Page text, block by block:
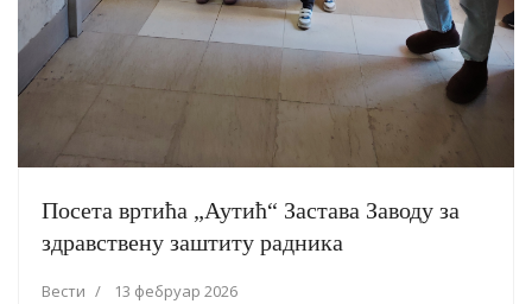
Посета вртића „Аутић“ Застава Заводу за
здравствену заштиту радника
Вести 13 фебруар 2026